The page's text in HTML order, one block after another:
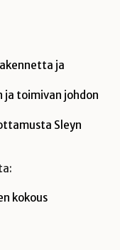
ja
toimivan johdon
Sleyn
kokous